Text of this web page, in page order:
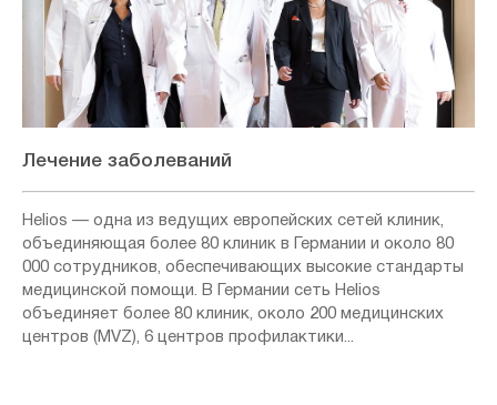
Лечение заболеваний
Helios — одна из ведущих европейских сетей клиник,
объединяющая более 80 клиник в Германии и около 80
000 сотрудников, обеспечивающих высокие стандарты
медицинской помощи. В Германии сеть Helios
объединяет более 80 клиник, около 200 медицинских
центров (MVZ), 6 центров профилактики...